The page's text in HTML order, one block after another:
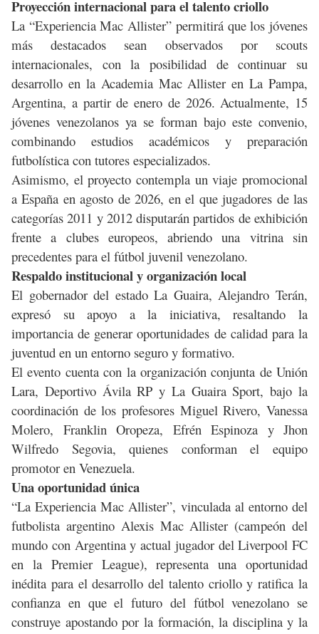
Proyección internacional para el talento criollo
La “Experiencia Mac Allister” permitirá que los jóvenes
más destacados sean observados por scouts
internacionales, con la posibilidad de continuar su
desarrollo en la Academia Mac Allister en La Pampa,
Argentina, a partir de enero de 2026. Actualmente, 15
jóvenes venezolanos ya se forman bajo este convenio,
combinando estudios académicos y preparación
futbolística con tutores especializados.
Asimismo, el proyecto contempla un viaje promocional
a España en agosto de 2026, en el que jugadores de las
categorías 2011 y 2012 disputarán partidos de exhibición
frente a clubes europeos, abriendo una vitrina sin
precedentes para el fútbol juvenil venezolano.
Respaldo institucional y organización local
El gobernador del estado La Guaira, Alejandro Terán,
expresó su apoyo a la iniciativa, resaltando la
importancia de generar oportunidades de calidad para la
juventud en un entorno seguro y formativo.
El evento cuenta con la organización conjunta de Unión
Lara, Deportivo Ávila RP y La Guaira Sport, bajo la
coordinación de los profesores Miguel Rivero, Vanessa
Molero, Franklin Oropeza, Efrén Espinoza y Jhon
Wilfredo Segovia, quienes conforman el equipo
promotor en Venezuela.
Una oportunidad única
“La Experiencia Mac Allister”, vinculada al entorno del
futbolista argentino Alexis Mac Allister (campeón del
mundo con Argentina y actual jugador del Liverpool FC
en la Premier League), representa una oportunidad
inédita para el desarrollo del talento criollo y ratifica la
confianza en que el futuro del fútbol venezolano se
construye apostando por la formación, la disciplina y la